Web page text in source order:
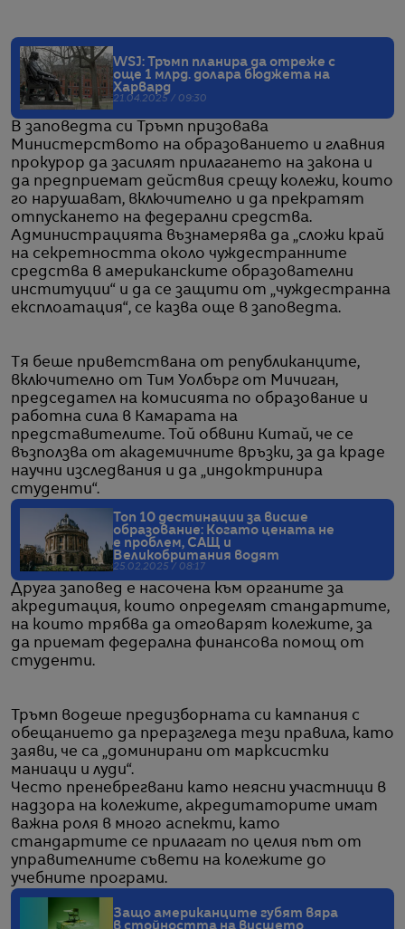
WSJ: Тръмп планира да отреже с
още 1 млрд. долара бюджета на
Харвард
21.04.2025 / 09:30
В заповедта си Тръмп призовава
Министерството на образованието и главния
прокурор да засилят прилагането на закона и
да предприемат действия срещу колежи, които
го нарушават, включително и да прекратят
отпускането на федерални средства.
Администрацията възнамерява да „сложи край
на секретността около чуждестранните
средства в американските образователни
институции“ и да се защити от „чуждестранна
експлоатация“, се казва още в заповедта.
Тя беше приветствана от републиканците,
включително от Тим Уолбърг от Мичиган,
председател на комисията по образование и
работна сила в Камарата на
представителите. Той обвини Китай, че се
възползва от академичните връзки, за да краде
научни изследвания и да „индоктринира
студенти“.
Топ 10 дестинации за висше
образование: Когато цената не
е проблем, САЩ и
Великобритания водят
25.02.2025 / 08:17
Друга заповед е насочена към органите за
акредитация, които определят стандартите,
на които трябва да отговарят колежите, за
да приемат федерална финансова помощ от
студенти.
Тръмп водеше предизборната си кампания с
обещанието да преразгледа тези правила, като
заяви, че са „доминирани от марксистки
маниаци и луди“.
Често пренебрегвани като неясни участници в
надзора на колежите, акредитаторите имат
важна роля в много аспекти, като
стандартите се прилагат по целия път от
управителните съвети на колежите до
учебните програми.
Защо американците губят вяра
в стойността на висшето